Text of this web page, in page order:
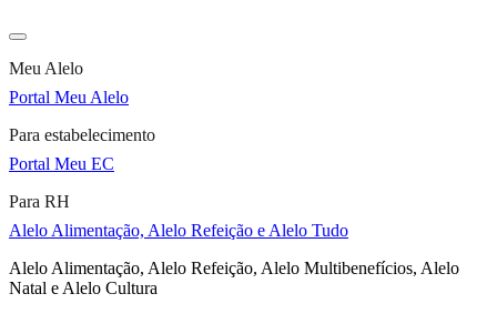
Meu Alelo
Portal Meu Alelo
Para estabelecimento
Portal Meu EC
Para RH
Alelo Alimentação, Alelo Refeição e Alelo Tudo
Alelo Alimentação, Alelo Refeição, Alelo Multibenefícios, Alelo
Natal e Alelo Cultura